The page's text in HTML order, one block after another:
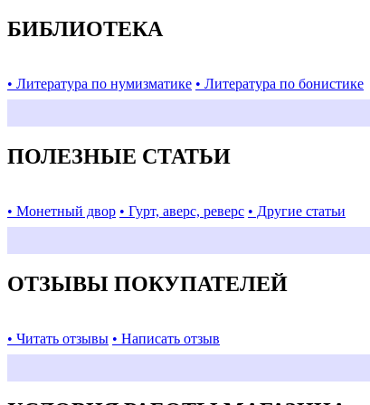
БИБЛИОТЕКА
• Литература по нумизматике • Литература по бонистике
ПОЛЕЗНЫЕ СТАТЬИ
• Монетный двор • Гурт, аверс, реверс • Другие статьи
ОТЗЫВЫ ПОКУПАТЕЛЕЙ
• Читать отзывы • Написать отзыв